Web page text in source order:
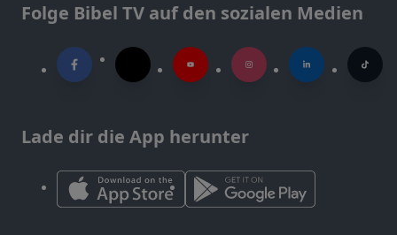
Folge Bibel TV auf den sozialen Medien
Lade dir die App herunter